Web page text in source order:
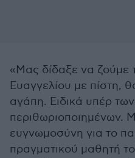
«Μας δίδαξε να ζούμε
Ευαγγελίου με πίστη,
αγάπη. Ειδικά υπέρ
περιθωριοποιημένων.
ευγνωμοσύνη για το
πραγματικού μαθητή